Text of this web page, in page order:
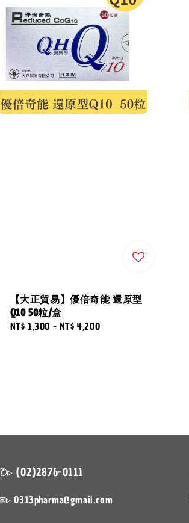
【大正貿易】優倍奇能 還原型
Q10 50粒/盒
Regular
NT$ 1,300 - NT$ 4,200
(02)2876-0111
0313pharma@gmail.com